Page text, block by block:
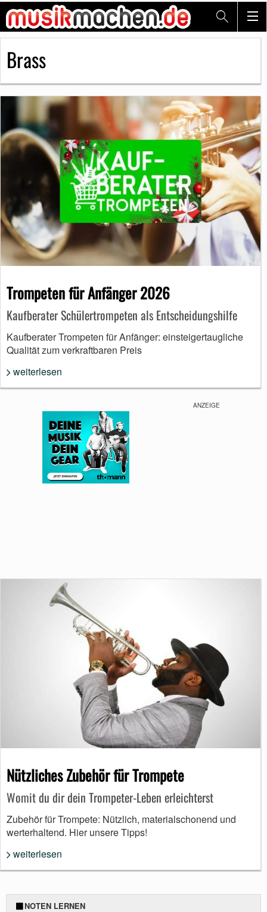
Brass
Trompeten für Anfänger 2026
Kaufberater Schülertrompeten als Entscheidungshilfe
Kaufberater Trompeten für Anfänger: einsteigertaugliche
Qualität zum verkraftbaren Preis
weiterlesen
Nützliches Zubehör für Trompete
Womit du dir dein Trompeter-Leben erleichterst
Zubehör für Trompete: Nützlich, materialschonend und
werterhaltend. Hier unsere Tipps!
weiterlesen
NOTEN LERNEN